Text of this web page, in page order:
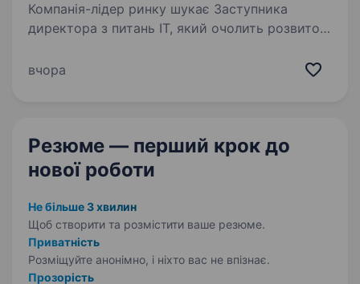
Компанія-лідер ринку шукає Заступника
директора з питань ІТ, який очолить розвиток
інфраструктури та стане ключовим партнером
вчора
Резюме — перший крок до
нової роботи
Не більше 3 хвилин
Щоб створити та розмістити ваше резюме.
Приватність
Розміщуйте анонімно, і ніхто вас не впізнає.
Прозорість